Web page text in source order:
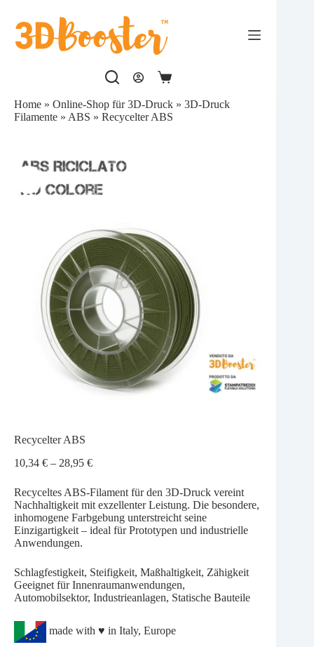
springen
Warenkorb
Home » Online-Shop für 3D-Druck » 3D-Druck
Filamente » ABS » Recycelter ABS
Recycelter ABS
10,34 € – 28,95 €Preisspanne:
bis
28,95 €
Recyceltes ABS-Filament für den 3D-Druck vereint
Nachhaltigkeit mit exzellenter Leistung. Die besondere,
inhomogene Farbgebung unterstreicht seine
Einzigartigkeit – ideal für Prototypen und industrielle
Anwendungen.
Schlagfestigkeit, Steifigkeit, Maßhaltigkeit, Zähigkeit
Geeignet für Innenraumanwendungen,
Automobilsektor, Industrieanlagen, Statische Bauteile
made with ♥ in Italy, Europe